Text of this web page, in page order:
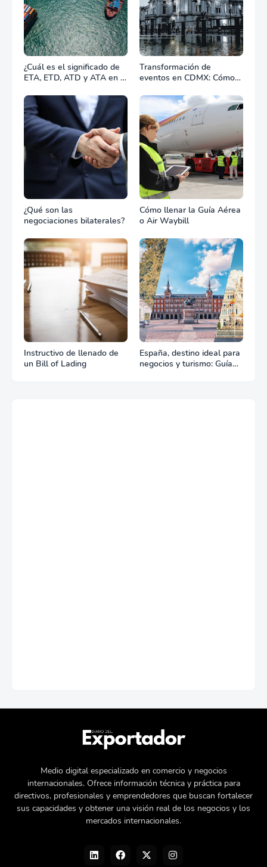
¿Cuál es el significado de
ETA, ETD, ATD y ATA en el
Transformación de
eventos en CDMX: Cómo
equipos define el éxito de
tu celebración
¿Qué son las
negociaciones bilaterales?
Cómo llenar la Guía Aérea
o Air Waybill
Instructivo de llenado de
un Bill of Lading
España, destino ideal para
negocios y turismo: Guía
Medio digital especializado en comercio y negocios
internacionales. Ofrece información técnica y práctica para
directivos, profesionales y emprendedores que buscan fortalecer
sus capacidades y obtener una visión real de los negocios y los
mercados internacionales.